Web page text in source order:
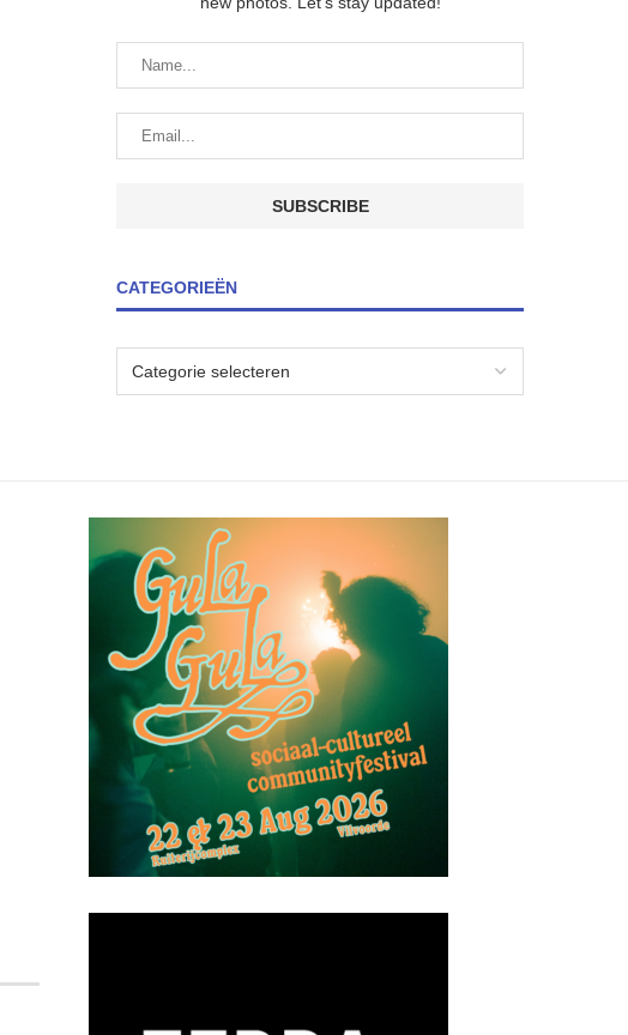
CATEGORIEËN